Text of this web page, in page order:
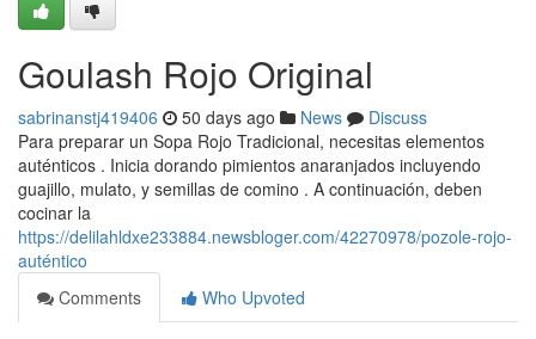
Goulash Rojo Original
sabrinanstj419406 50 days ago News
Discuss
Para preparar un Sopa Rojo Tradicional, necesitas elementos
auténticos . Inicia dorando pimientos anaranjados incluyendo
guajillo, mulato, y semillas de comino . A continuación, deben
cocinar la
https://delilahldxe233884.newsbloger.com/42270978/pozole-rojo-
auténtico
Comments
Who Upvoted